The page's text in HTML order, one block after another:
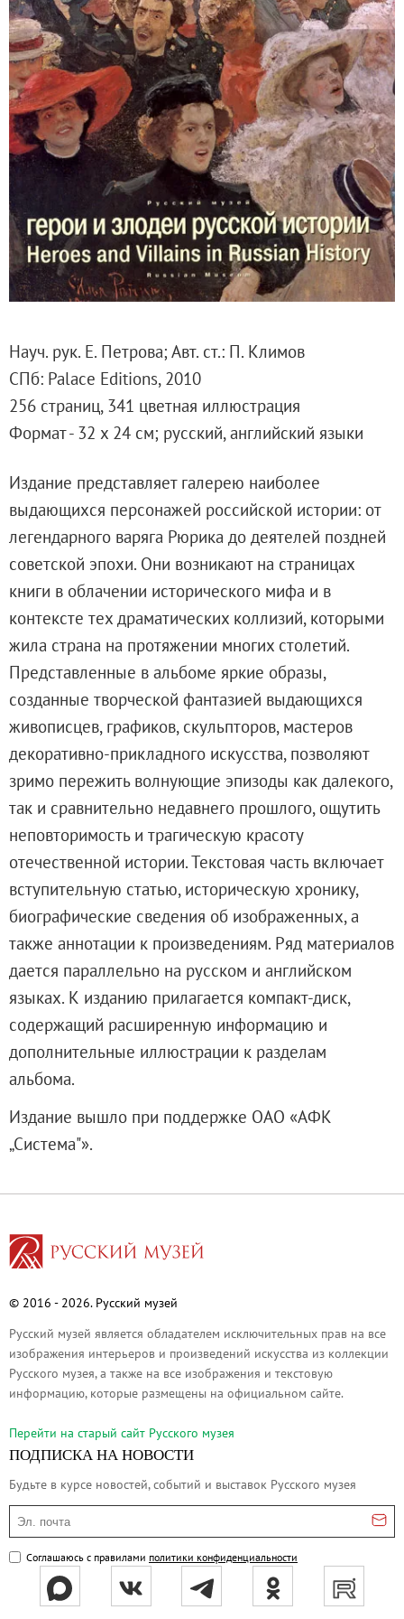
Русское искусство второй половины
Русское народное искусство XVII-XXI
Будущие выставки
Выездные выставки
Садко
Михаил Нестеров
Архив выставок
Степан Эрьзя – скульптор мира. К
Эпоха Императора Александра III и её
Архип Куинджи. Иллюзия света
Русская традиция
Наш авангард
Посетителям
Справочная информация
Адреса и часы работы
О билетах, льготах и услугах
Правила покупки и возврата билетов
Правила посещения музея
Высказать мнение / Сообщить о проблеме
Экскурсии
Лекции и абонементы
Лекции
Абонементы
Доступный музей
Программы и мероприятия
Социально-культурные проекты
Для СМИ
О Музее
Генеральный директор
Дворцы и сады
Михайловский дворец
Корпус Бенуа
Михайловский (Инженерный) замок
Мраморный дворец
Строгановский дворец
Домик Петра I
Летний сад
Клуб Друзей Русского музея
Культурно-просветительские и
Ассоциация художественных музеев
Локальные нормативные акты
Уставные документы
Результаты проведения специальной
Аренда
Противодействие терроризму
Страницы памяти
Коллекции
Древнерусское искусство
Науч. рук. Е. Петрова; Авт. ст.: П. Климов
СПб: Palace Editions, 2010
256 страниц, 341 цветная иллюстрация
Формат - 32 х 24 см; русский, английский языки
Издание представляет галерею наиболее
выдающихся персонажей российской истории: от
легендарного варяга Рюрика до деятелей поздней
советской эпохи. Они возникают на страницах
книги в облачении исторического мифа и в
контексте тех драматических коллизий, которыми
жила страна на протяжении многих столетий.
Представленные в альбоме яркие образы,
созданные творческой фантазией выдающихся
живописцев, графиков, скульпторов, мастеров
декоративно-прикладного искусства, позволяют
зримо пережить волнующие эпизоды как далекого,
так и сравнительно недавнего прошлого, ощутить
неповторимость и трагическую красоту
отечественной истории. Текстовая часть включает
вступительную статью, историческую хронику,
биографические сведения об изображенных, а
также аннотации к произведениям. Ряд материалов
дается параллельно на русском и английском
языках. К изданию прилагается компакт-диск,
содержащий расширенную информацию и
дополнительные иллюстрации к разделам
альбома.
Издание вышло при поддержке ОАО «АФК
„Система"».
© 2016 - 2026. Русский музей
Русский музей является обладателем исключительных прав на все
изображения интерьеров и произведений искусства из коллекции
Русского музея, а также на все изображения и текстовую
информацию, которые размещены на официальном сайте.
Перейти на cтарый сайт Русского музея
ПОДПИСКА НА НОВОСТИ
Будьте в курсе новостей, событий и выставок Русского музея
Эл. почта
Соглашаюсь с правилами политики конфиденциальности